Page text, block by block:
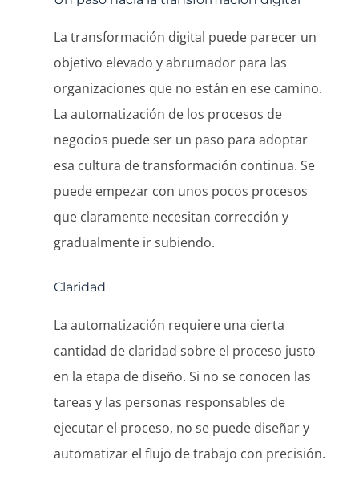
La transformación digital puede parecer un
objetivo elevado y abrumador para las
organizaciones que no están en ese camino.
La automatización de los procesos de
negocios puede ser un paso para adoptar
esa cultura de transformación continua. Se
puede empezar con unos pocos procesos
que claramente necesitan corrección y
gradualmente ir subiendo.
Claridad
La automatización requiere una cierta
cantidad de claridad sobre el proceso justo
en la etapa de diseño. Si no se conocen las
tareas y las personas responsables de
ejecutar el proceso, no se puede diseñar y
automatizar el flujo de trabajo con precisión.